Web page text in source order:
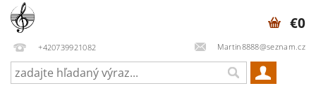
+420739921082 Martin8888@seznam.cz
€0